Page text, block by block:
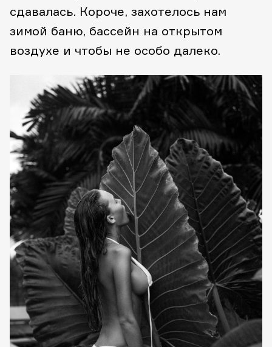
сдавалась. Короче, захотелось нам
зимой баню, бассейн на открытом
воздухе и чтобы не особо далеко.